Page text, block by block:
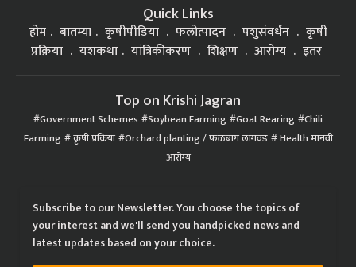
Quick Links
होम बातम्या कृषीपीडिया फलोत्पादन पशुसंवर्धन
कृषी
प्रक्रिया
यशकथा यांत्रिकीकरण शिक्षण आरोग्य इतर
Top on Krishi Jagran
Government Schemes Soybean Farming Goat Rearing Chili
Farming कृषी प्रक्रिया Orchard planting / फळबाग लागवड Health मानवी
आरोग्य
Subscribe to our Newsletter. You choose the topics of
your interest and we'll send you handpicked news and
latest updates based on your choice.